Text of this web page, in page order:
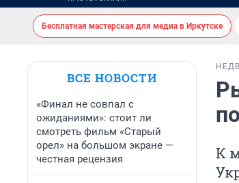
Бесплатная мастерская для медиа в Иркутске
ВСЕ НОВОСТИ
«Финал не совпал с
ожиданиями»: стоит ли
смотреть фильм «Старый
орел» на большом экране —
честная рецензия
К